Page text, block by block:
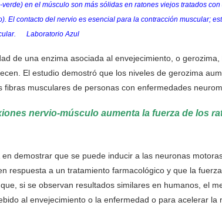
en el músculo son más sólidas en ratones viejos tratados
El contacto del nervio es esencial para la contracción muscular;
Laboratorio Azul
de una enzima asociada al envejecimiento, o
El estudio demostró que los niveles de gerozima
fibras musculares de personas con enfermedades
nervio-músculo aumenta la fuerza de los
demostrar que se puede inducir a las neuronas
respuesta a un tratamiento farmacológico y que la
si se observan resultados similares en humanos, el
al envejecimiento o la enfermedad o para acelerar la